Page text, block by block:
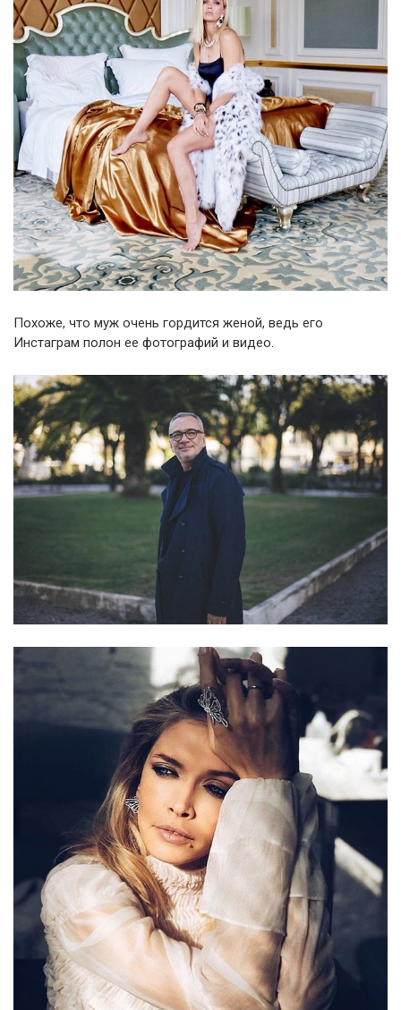
Похоже, что муж очень гордится женой, ведь его
Инстаграм полон ее фотографий и видео.